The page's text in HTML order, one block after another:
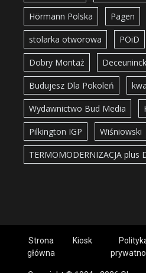
Hörmann Polska Pagen
stolarka otworowa POiD
Dobry Montaż Deceuninck
Budujesz Dla Pokoleń
Wydawnictwo Bud Media
Pilkington IGP Wiśniowski
TERMOMODERNIZACJA plus
Strona
główna
Kiosk